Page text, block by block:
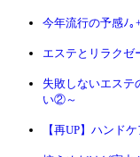
今年流行の予感ﾉ｡
エステとリラク
失敗しないエステ
い②～
【再UP】ハンド